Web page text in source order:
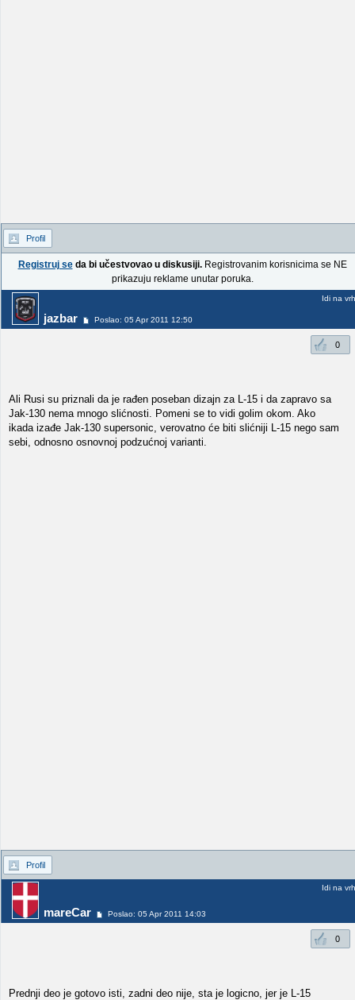
Profil
Registruj seda bi učestvovao u diskusiji.Registrovanim korisnicima se NE
prikazuju reklame unutar poruka.
jazbar Poslao: 05 Apr 2011 12:50
Idi na vrh
0
Ali Rusi su priznali da je rađen poseban dizajn za L-15 i da zapravo sa
Jak-130 nema mnogo slićnosti. Pomeni se to vidi golim okom. Ako
ikada izađe Jak-130 supersonic, verovatno će biti slićniji L-15 nego sam
sebi, odnosno osnovnoj podzućnoj varianti.
Profil
mareCar Poslao: 05 Apr 2011 14:03
Idi na vrh
0
Prednji deo je gotovo isti, zadni deo nije, sta je logicno, jer je L-15